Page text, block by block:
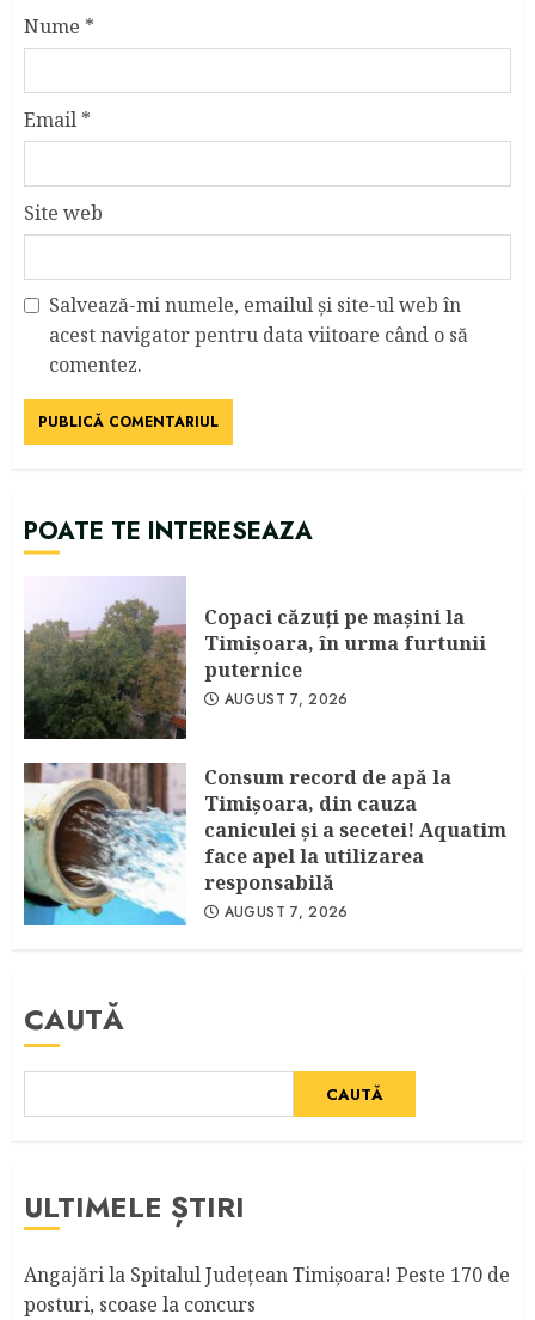
Nume *
Email *
Site web
Salvează-mi numele, emailul și site-ul web în
acest navigator pentru data viitoare când o să
comentez.
POATE TE INTERESEAZA
Copaci căzuţi pe maşini la
Timişoara, în urma furtunii
puternice
AUGUST 7, 2026
Consum record de apă la
Timişoara, din cauza
caniculei şi a secetei! Aquatim
face apel la utilizarea
responsabilă
AUGUST 7, 2026
CAUTĂ
CAUTĂ
ULTIMELE ȘTIRI
Angajări la Spitalul Judeţean Timişoara! Peste 170 de
posturi, scoase la concurs